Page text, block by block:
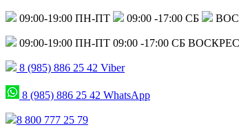
09:00-19:00 ПН-ПТ 09:00 -17:00 СБ
09:00-19:00 ПН-ПТ 09:00 -17:00 СБ
8 (985) 886 25 42 Viber
8 (985) 886 25 42 WhatsApp
8 800 777 25 79